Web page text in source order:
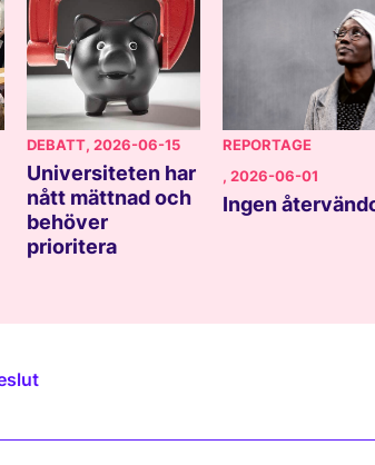
DEBATT, 2026-06-15
Universiteten har
nått mättnad och
behöver
prioritera
REPORTAGE
, 2026-06-01
Ingen